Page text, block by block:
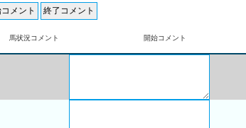
馬状況コメント 開始コメント